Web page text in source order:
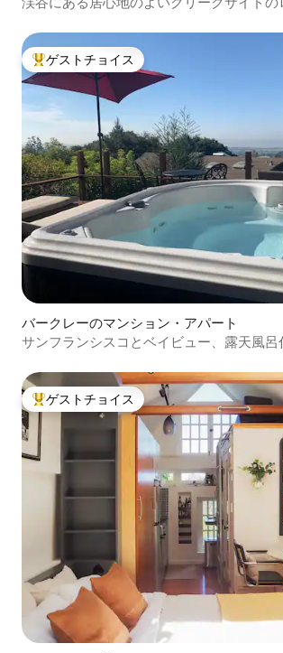
大好評のゲストチョイスです。
ゲストチョイス
バークレーのマンション・アパート
サンフランシスコとベイビュー、露天風呂
大好評のゲストチョイスです。
ゲストチョイス